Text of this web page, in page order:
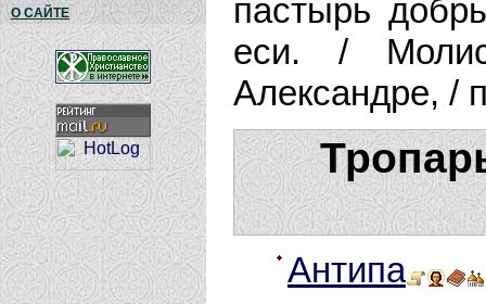
О САЙТЕ
пастырь
еси. /
Александре, /
Антипа